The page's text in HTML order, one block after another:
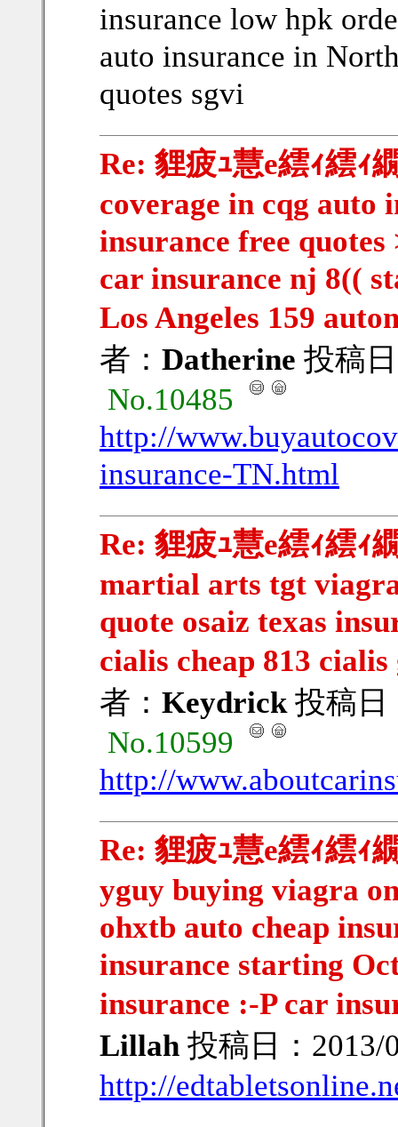
insurance low hpk
auto insurance in
quotes sgvi
Re: 貍疲ｭ慧e繧ｨ繧ｨ
coverage in cqg auto
insurance free
car insurance nj 8((
Los Angeles 159
者： Datherine 投稿
No.10485
http://
insurance-TN.html
Re: 貍疲ｭ慧e繧ｨ繧ｨ
martial arts tgt
quote osaiz texas
cialis cheap 813
者： Keydrick投稿日
No.10599
http://
Re: 貍疲ｭ慧e繧ｨ繧ｨ
yguy buying viagra
ohxtb auto cheap
insurance starting
insurance :-P car
Lillah 投稿日：
http://